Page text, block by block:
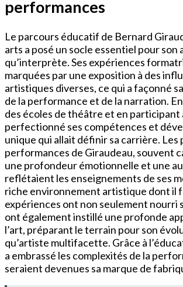
performances
Le parcours éducatif de Bernard
arts a posé un socle essentiel pour son
qu’interprète. Ses expériences
marquées par une exposition à des
artistiques diverses, ce qui a façonné
de la performance et de la narration.
des écoles de théâtre et en participant
perfectionné ses compétences et
unique qui allait définir sa carrière. Les
performances de Giraudeau, souvent
une profondeur émotionnelle et une
reflétaient les enseignements de ses
riche environnement artistique dont il
expériences ont non seulement nourri
ont également instillé une profonde
l’art, préparant le terrain pour son
qu’artiste multifacette. Grâce à
a embrassé les complexités de la
seraient devenues sa marque de